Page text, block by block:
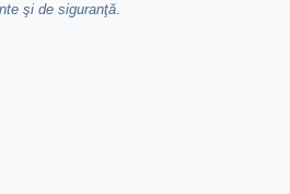
şi de siguranţă.